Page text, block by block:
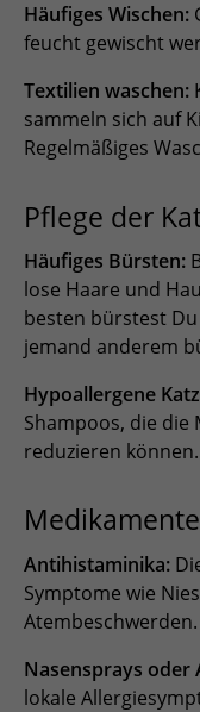
Häufiges Wischen:
feucht gewischt
Textilien waschen:
sammeln sich auf
Regelmäßiges
Pflege der
Häufiges Bürsten:
lose Haare und
besten bürstest
jemand anderem
Hypoallergene
Shampoos, die die
reduzieren können.
Antihistaminika:
Symptome wie
Atembeschwerden.
Nasensprays oder
lokale